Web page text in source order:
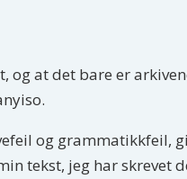
og at det bare er
og grammatikkfeil,
tekst, jeg har skrevet